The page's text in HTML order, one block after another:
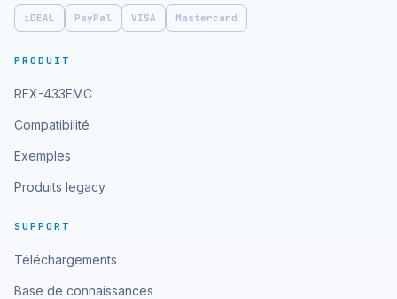
iDEAL PayPal VISA Mastercard
PRODUIT
RFX-433EMC
Compatibilité
Exemples
Produits legacy
SUPPORT
Téléchargements
Base de connaissances